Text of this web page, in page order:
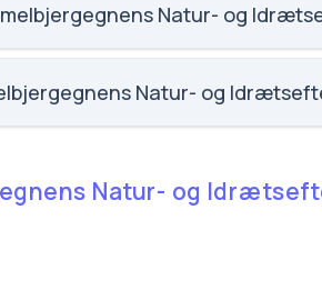
Natur- og
Natur- og
Natur- og
Natur- og